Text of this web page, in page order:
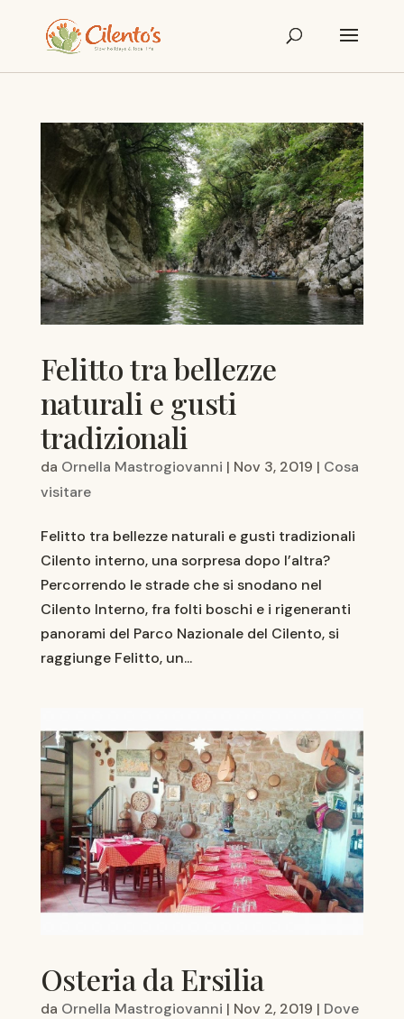
Felitto tra bellezze
naturali e gusti
tradizionali
da Ornella Mastrogiovanni | Nov 3, 2019 | Cosa
visitare
Felitto tra bellezze naturali e gusti tradizionali
Cilento interno, una sorpresa dopo l’altra?
Percorrendo le strade che si snodano nel
Cilento Interno, fra folti boschi e i rigeneranti
panorami del Parco Nazionale del Cilento, si
raggiunge Felitto, un...
Osteria da Ersilia
da Ornella Mastrogiovanni | Nov 2, 2019 | Dove